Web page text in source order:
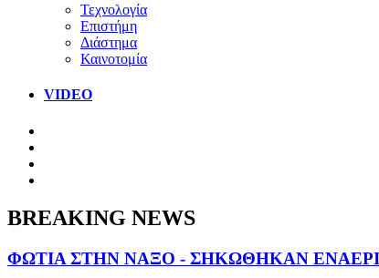
Τεχνολογία
Επιστήμη
Διάστημα
Καινοτομία
VIDEO
BREAKING NEWS
ΦΩΤΙΑ ΣΤΗΝ ΝΑΞΟ - ΣΗΚΩΘΗΚΑΝ